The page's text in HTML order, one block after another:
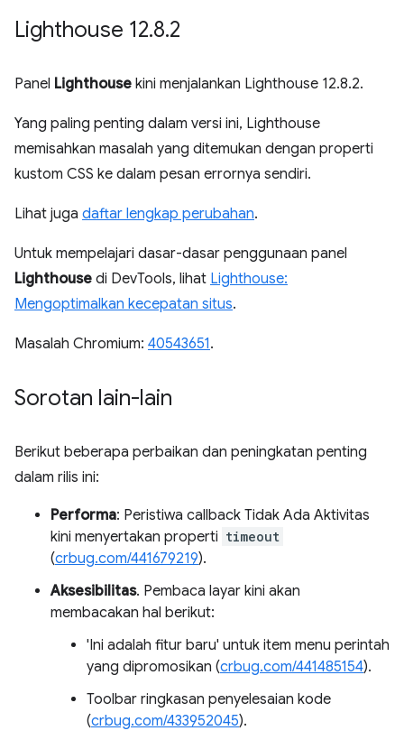
Lighthouse 12.8.2
Panel Lighthouse kini menjalankan Lighthouse 12.8.2.
Yang paling penting dalam versi ini, Lighthouse
memisahkan masalah yang ditemukan dengan properti
kustom CSS ke dalam pesan errornya sendiri.
Lihat juga daftar lengkap perubahan.
Untuk mempelajari dasar-dasar penggunaan panel
Lighthouse di DevTools, lihat Lighthouse:
Mengoptimalkan kecepatan situs.
Masalah Chromium: 40543651.
Sorotan lain-lain
Berikut beberapa perbaikan dan peningkatan penting
dalam rilis ini:
Performa: Peristiwa callback Tidak Ada Aktivitas
kini menyertakan properti timeout
(crbug.com/441679219).
Aksesibilitas. Pembaca layar kini akan
membacakan hal berikut:
'Ini adalah fitur baru' untuk item menu perintah
yang dipromosikan (crbug.com/441485154).
Toolbar ringkasan penyelesaian kode
(crbug.com/433952045).